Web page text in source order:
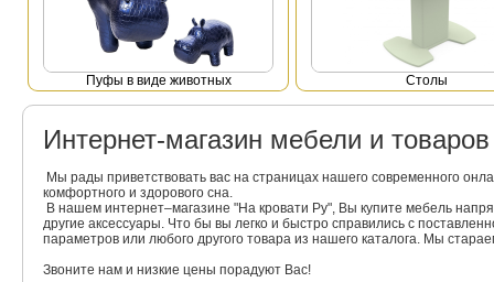
Пуфы в виде животных Столы
Интернет-магазин мебели и
Мы рады приветствовать вас на страницах нашего современного
комфортного и здорового сна.
В нашем интернет–магазине "На кровати Ру", Вы купите мебель
другие аксессуары. Что бы вы легко и быстро справились с
параметров или любого другого товара из нашего каталога. Мы
Звоните нам и низкие цены порадуют Вас!